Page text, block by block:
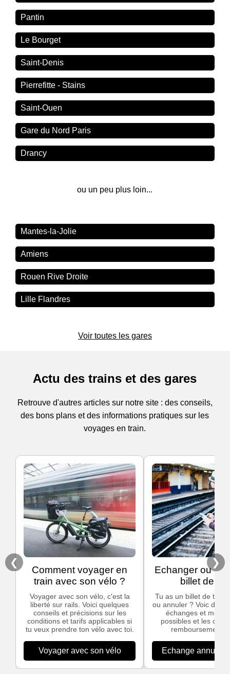
Pantin
Le Bourget
Saint-Denis
Pierrefitte - Stains
Saint-Ouen
Gare du Nord Paris
Drancy
ou un peu plus loin...
Mantes-la-Jolie
Amiens
Rouen Rive Droite
Lille Flandres
Voir toutes les gares
Actu des trains et des gares
Retrouve d'autres articles sur notre site : des conseils,
des bons plans et des informations pratiques sur les
voyages en train.
❮
Comment voyager en
train avec son vélo ?
Voyager avec son vélo, c'est la
liberté sur rails. Voici quelques
conseils et précisions sur les
conditions et tarifs applicables si
tu veux prendre ton vélo avec toi.
Voyager avec son vélo
Echanger ou
billet de
Tu as un billet de train
ou annuler ? Voic des
échanges et
possibles et les
remboursement
Echange
❯